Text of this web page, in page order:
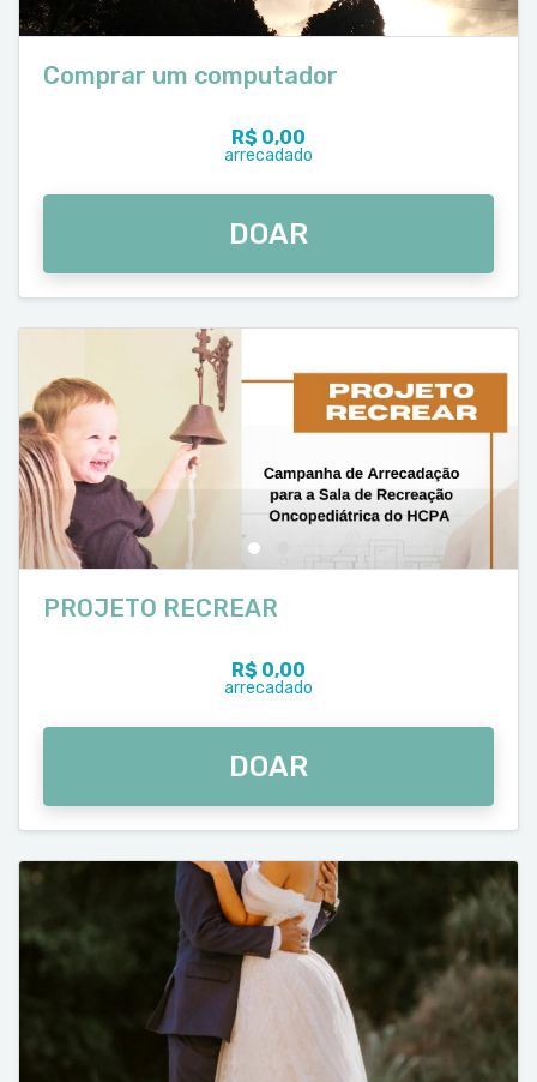
Comprar um computador
R$ 0,00
arrecadado
DOAR
PROJETO RECREAR
R$ 0,00
arrecadado
DOAR